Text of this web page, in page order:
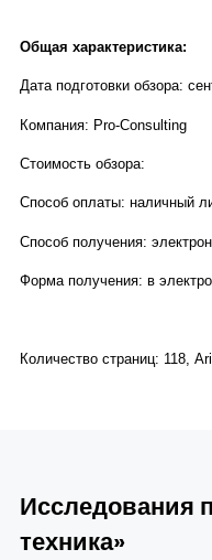
Общая характеристика:
Дата подготовки обзора:
Компания: Pro-Consulting
Стоимость обзора:
Способ оплаты: наличный
Способ получения:
Форма получения: в
Количество страниц: 118,
Исследования
техника»